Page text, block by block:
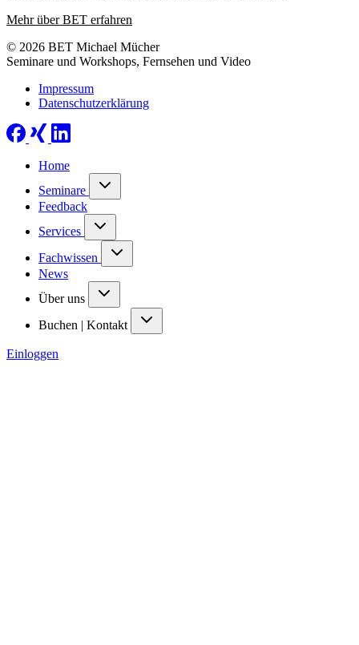
Mehr über BET erfahren
© 2026 BET Michael Mücher
Seminare und Workshops, Fernsehen und Video
Impressum
Datenschutzerklärung
Home
Seminare
Feedback
Services
Fachwissen
News
Über uns
Buchen | Kontakt
Einloggen